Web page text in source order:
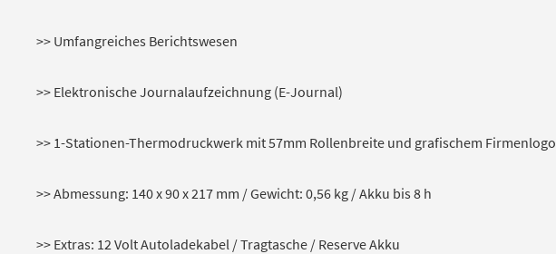
>> Umfangreiches Berichtswesen
>> Elektronische Journalaufzeichnung (E-Journal)
>> 1-Stationen-Thermodruckwerk mit 57mm Rollenbreite und grafischem Firmenlogo
>> Abmessung: 140 x 90 x 217 mm / Gewicht: 0,56 kg / Akku bis 8 h
>> Extras: 12 Volt Autoladekabel / Tragtasche / Reserve Akku